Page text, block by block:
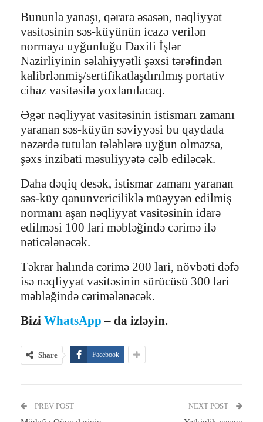
Bununla yanaşı, qərara əsasən, nəqliyyat
vasitəsinin səs-küyünün icazə verilən
normaya uyğunluğu Daxili İşlər
Nazirliyinin səlahiyyətli şəxsi tərəfindən
kalibrlənmiş/sertifikatlaşdırılmış portativ
cihaz vasitəsilə yoxlanılacaq.
Əgər nəqliyyat vasitəsinin istismarı zamanı
yaranan səs-küyün səviyyəsi bu qaydada
nəzərdə tutulan tələblərə uyğun olmazsa,
şəxs inzibati məsuliyyətə cəlb ediləcək.
Daha dəqiq desək, istismar zamanı yaranan
səs-küy qanunvericiliklə müəyyən edilmiş
normanı aşan nəqliyyat vasitəsinin idarə
edilməsi 100 lari məbləğində cərimə ilə
nəticələnəcək.
Təkrar halında cərimə 200 lari, növbəti dəfə
isə nəqliyyat vasitəsinin sürücüsü 300 lari
məbləğində cərimələnəcək.
Bizi WhatsApp – da izləyin.
Share Facebook
PREV POST NEXT POST